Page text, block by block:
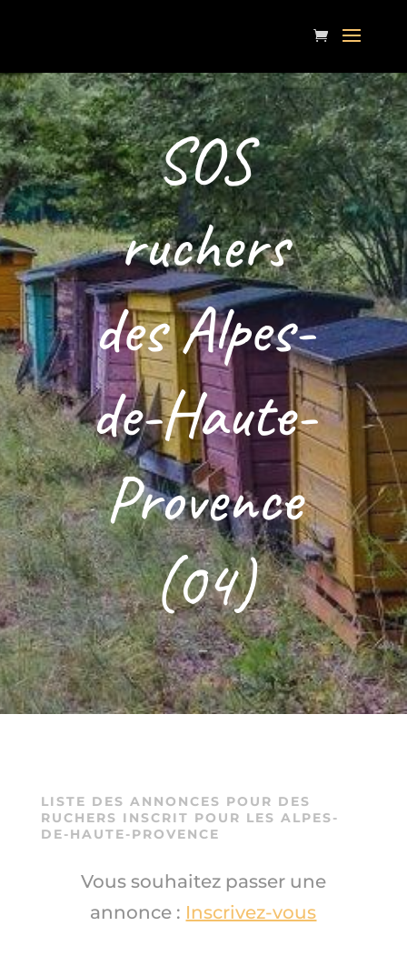
SOS
ruchers
des Alpes-
de-Haute-
Provence
(04)
–
LISTE DES ANNONCES POUR DES
RUCHERS INSCRIT POUR LES ALPES-
DE-HAUTE-PROVENCE
Vous souhaitez passer une
annonce : Inscrivez-vous